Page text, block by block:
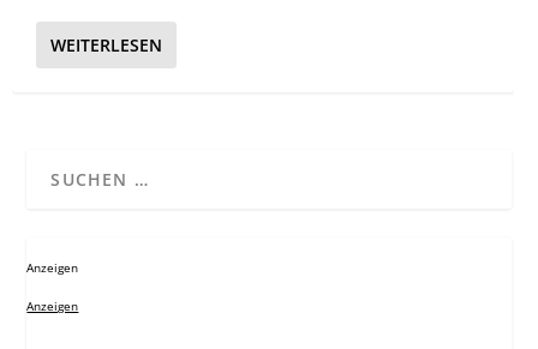
WEITERLESEN
Anzeigen
Anzeigen